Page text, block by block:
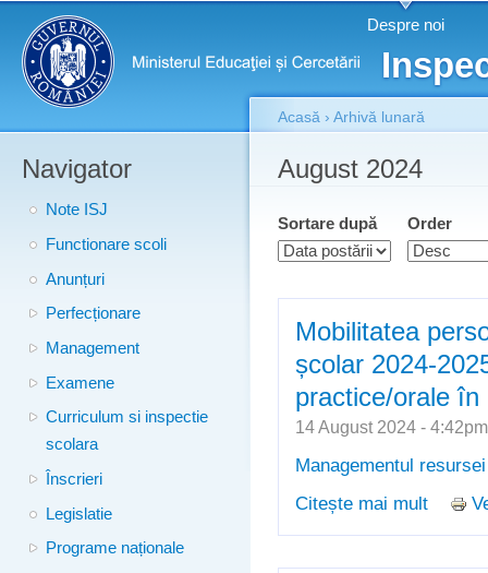
Meniu principal Despre noi
Navigator
Note ISJ
Functionare scoli
Anunțuri
Perfecționare
Management
Examene
Curriculum si inspectie
scolara
Înscrieri
Legislatie
Programe naționale
Eşti aici
Acasă › Arhivă lunară
August 2024
Sortare după Order
Mobilitatea
școlar 2024-
practice/orale
14 August 2024 -
Managementul
Citește mai mult